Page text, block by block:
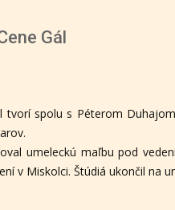
Gál
tvorí spolu s Péterom
umeleckú maľbu pod
v Miskolci. Štúdiá ukončil na